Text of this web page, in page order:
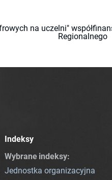
na uczelni"
Regionalnego
Indeksy
Wybrane indeksy:
Jednostka organizacyjna